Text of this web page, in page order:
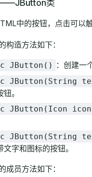
类
中的按钮，点击可以触
构造方法如下：
JButton() ：创建一
JButton(String
。
JButton(Icon
JButton(String
文字和图标的按钮。
成员方法如下：